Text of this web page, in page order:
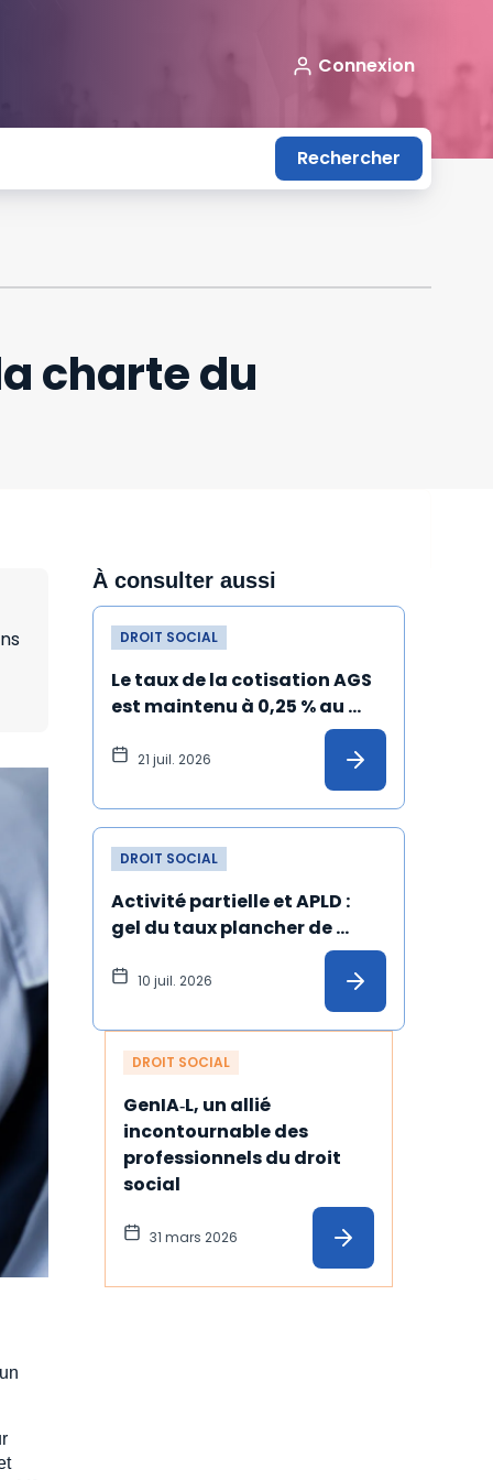
Connexion
Rechercher
charte du
À consulter aussi
DROIT SOCIAL
Le taux de la cotisation AGS
est maintenu à 0,25 % au
21 juil. 2026
DROIT SOCIAL
Activité partielle et APLD :
gel du taux plancher de
l'employeur
10 juil. 2026
DROIT SOCIAL
GenIA‑L, un allié
incontournable des
professionnels du droit
social
31 mars 2026